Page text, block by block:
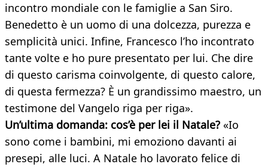
incontro mondiale con le famiglie a San Siro.
Benedetto è un uomo di una dolcezza, purezza e
semplicità unici. Infine, Francesco l’ho incontrato
tante volte e ho pure presentato per lui. Che dire
di questo carisma coinvolgente, di questo calore,
di questa fermezza? È un grandissimo maestro, un
testimone del Vangelo riga per riga».
Un’ultima domanda: cos’è per lei il Natale? «Io
sono come i bambini, mi emoziono davanti ai
presepi, alle luci. A Natale ho lavorato felice di